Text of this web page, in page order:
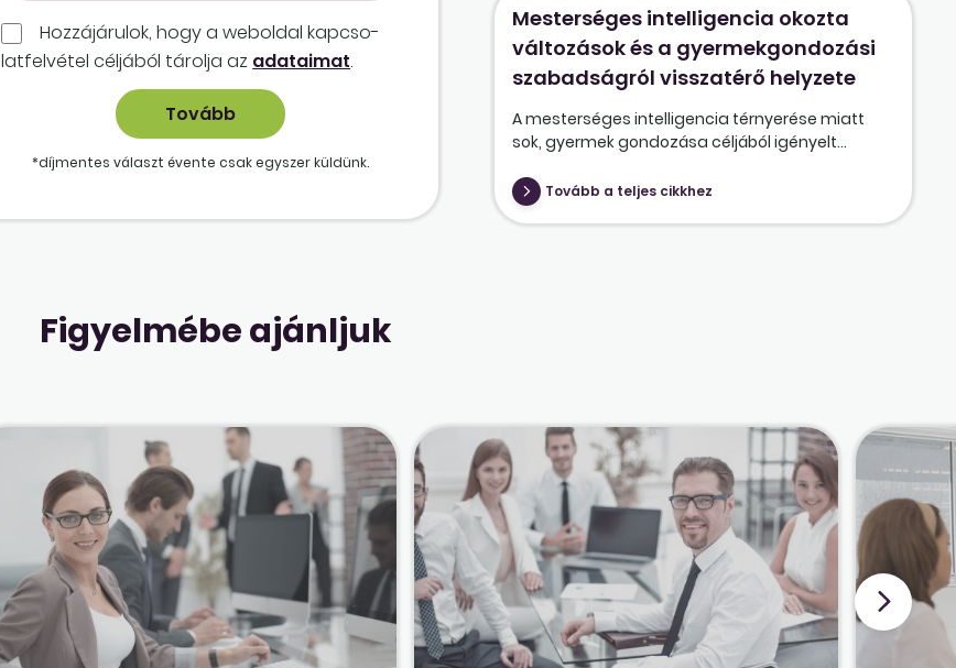
Hozzájárulok, hogy a weboldal kapcso­
lat­felvétel céljából tárolja az adataimat.
*díjmentes választ évente csak egyszer küldünk.
Mesterséges intelligencia okozta
változások és a gyermekgondozási
szabadságról visszatérő helyzete
A mesterséges intelligencia térnyerése miatt
sok, gyermek gondozása céljából igényelt...
Tovább a teljes cikkhez
Figyelmébe ajánljuk